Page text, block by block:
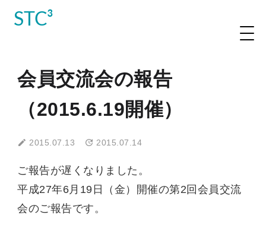
STC³
会員交流会の報告
（2015.6.19開催）
2015.07.13 2015.07.14
ご報告が遅くなりました。
平成27年6月19日（金）開催の第2回会員交流
会のご報告です。